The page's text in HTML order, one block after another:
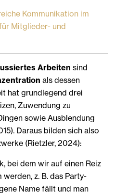
Kommunikation im
Mitglieder- und
Arbeiten sind
als dessen
hat grundlegend drei
Zuwendung zu
sowie Ausblendung
Daraus bilden sich also
(Rietzler, 2024):
bei dem wir auf einen Reiz
z. B. das Party-
Name fällt und man